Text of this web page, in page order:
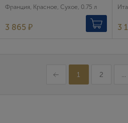
Франция, Красное, Сухое, 0.75 л
3 865 ₽ 3
1 2 ...